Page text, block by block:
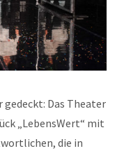
gedeckt: Das Theater
„LebensWert“ mit
die in